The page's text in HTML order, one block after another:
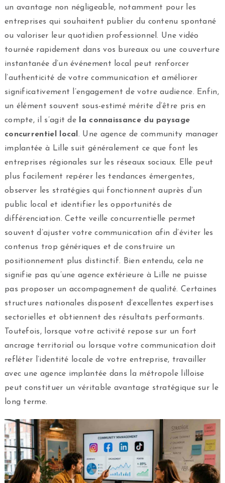
un avantage non négligeable, notamment pour les
entreprises qui souhaitent publier du contenu spontané
ou valoriser leur quotidien professionnel. Une vidéo
tournée rapidement dans vos bureaux ou une couverture
instantanée d’un événement local peut renforcer
l’authenticité de votre communication et améliorer
significativement l’engagement de votre audience. Enfin,
un élément souvent sous-estimé mérite d’être pris en
compte, il s’agit de
la connaissance du paysage
concurrentiel local . Une agence de community manager
implantée à Lille suit généralement ce que font les
entreprises régionales sur les réseaux sociaux. Elle peut
plus facilement repérer les tendances émergentes,
observer les stratégies qui fonctionnent auprès d’un
public local et identifier les opportunités de
différenciation. Cette veille concurrentielle permet
souvent d’ajuster votre communication afin d’éviter les
contenus trop génériques et de construire un
positionnement plus distinctif. Bien entendu, cela ne
signifie pas qu’une agence extérieure à Lille ne puisse
pas proposer un accompagnement de qualité. Certaines
structures nationales disposent d’excellentes expertises
sectorielles et obtiennent des résultats performants.
Toutefois, lorsque votre activité repose sur un fort
ancrage territorial ou lorsque votre communication doit
refléter l’identité locale de votre entreprise, travailler
avec une agence implantée dans la métropole lilloise
peut constituer un véritable avantage stratégique sur le
long terme.